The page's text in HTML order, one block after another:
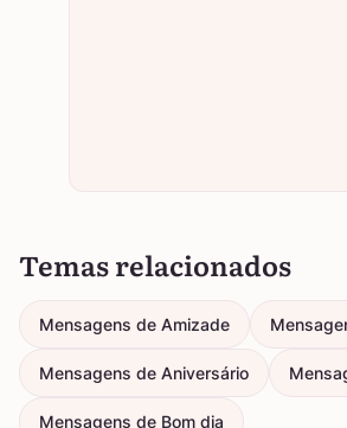
Temas relacionados
Mensagens de Amizade
Mensagens de Aniversário
Mensagens de Bom dia